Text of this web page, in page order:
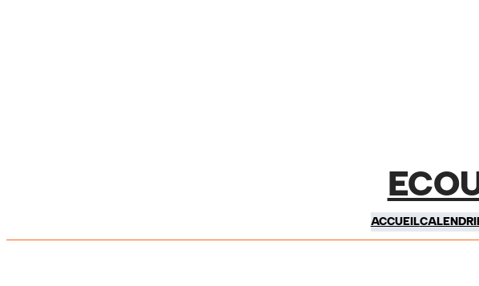
ACCUEIL